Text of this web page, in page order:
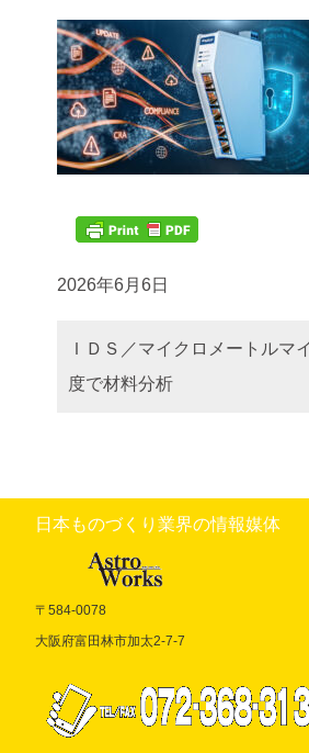
2026年6月6日
ＩＤＳ／マイクロメートルマ
度で材料分析
日本ものづくり業界の情報媒体
〒584-0078
大阪府富田林市加太2-7-7